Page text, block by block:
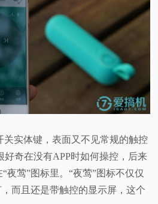
关实体键，表面又不见常规的触控
好奇在没有APP时如何操控，后来
夜莺”图标里。“夜莺”图标不仅仅
而且还是带触控的显示屏，这个